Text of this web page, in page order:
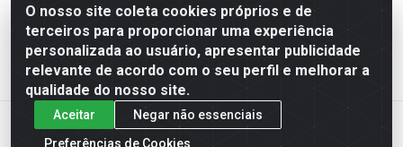
O nosso site coleta cookies próprios e de
terceiros para proporcionar uma experiência
personalizada ao usuário, apresentar publicidade
relevante de acordo com o seu perfil e melhorar a
qualidade do nosso site.
Aceitar
Negar não essenciais
Preferências de Cookies
KarneKeijo Logistica Integrada LTDA - Rod. Br-101 Sul, nº3700
- Barro, Recife/PE, 50900-400 CNPJ: 24.150.377/0001-95
Estados atendidos pela KarneKeijo: PE, PB e RN.